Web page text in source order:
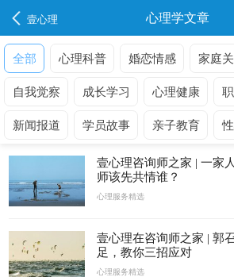
壹心理 心理学文章
全部 心理科普 婚恋情感 家庭
自我觉察 成长学习 心理健康
新闻报道 学员故事 亲子教育
壹心理咨询师之家 | 一家
师该先共情谁？
心理服务精选
壹心理在咨询师之家 | 郭
足，教你三招应对
心理服务精选